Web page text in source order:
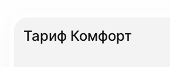
Тариф Комфорт